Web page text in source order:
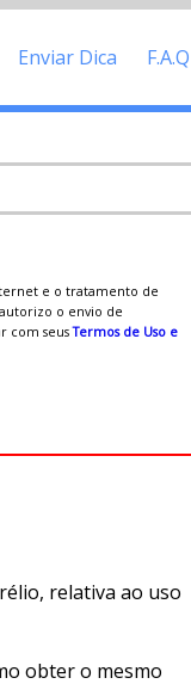
Enviar Dica F.A.Q
e o tratamento de
o envio de
com seusTermos de Uso e
relativa ao uso
obter o mesmo